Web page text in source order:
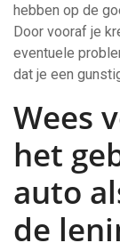
hebben op de
Door vooraf je
eventuele
dat je een
Wees
het
auto
de